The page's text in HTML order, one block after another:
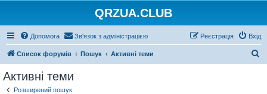
QRZUA.CLUB
Допомога Зв'язок з адміністрацією Вхід
Реєстрація
Список форумів Пошук Активні теми
Активні теми
Розширений пошук